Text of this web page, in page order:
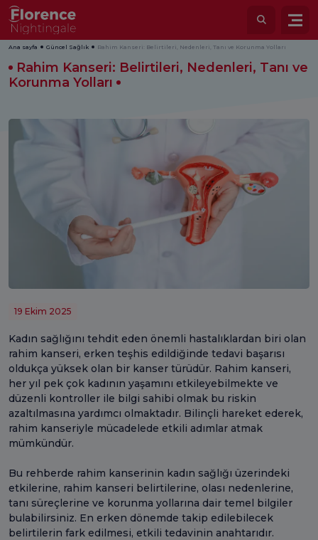
Ana sayfa Güncel Sağlık Rahim Kanseri: Belirtileri, Nedenleri, Tanı ve Korunma Yolları
Rahim Kanseri: Belirtileri, Nedenleri, Tanı ve
Korunma Yolları
19 Ekim 2025
Kadın sağlığını tehdit eden önemli hastalıklardan biri olan
rahim kanseri, erken teşhis edildiğinde tedavi başarısı
oldukça yüksek olan bir kanser türüdür. Rahim kanseri,
her yıl pek çok kadının yaşamını etkileyebilmekte ve
düzenli kontroller ile bilgi sahibi olmak bu riskin
azaltılmasına yardımcı olmaktadır. Bilinçli hareket ederek,
rahim kanseriyle mücadelede etkili adımlar atmak
mümkündür.
Bu rehberde rahim kanserinin kadın sağlığı üzerindeki
etkilerine, rahim kanseri belirtilerine, olası nedenlerine,
tanı süreçlerine ve korunma yollarına dair temel bilgiler
bulabilirsiniz. En erken dönemde takip edilebilecek
belirtilerin fark edilmesi, etkili tedavinin anahtarıdır.